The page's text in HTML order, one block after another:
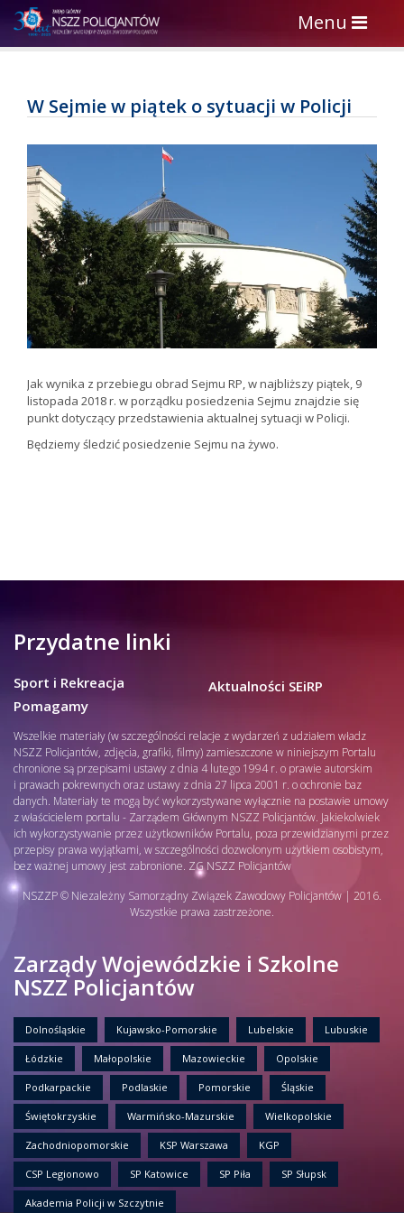
Toggle
navigation
Menu
W Sejmie w piątek o sytuacji w Policji
Jak wynika z przebiegu obrad Sejmu RP, w najbliższy piątek, 9
listopada 2018 r. w porządku posiedzenia Sejmu znajdzie się
punkt dotyczący przedstawienia aktualnej sytuacji w Policji.
Będziemy śledzić posiedzenie Sejmu na żywo.
Przydatne linki
Sport i Rekreacja
Pomagamy
Aktualności SEiRP
Wszelkie materiały (w szczególności relacje z wydarzeń z udziałem władz
NSZZ Policjantów, zdjęcia, grafiki, filmy) zamieszczone w niniejszym Portalu
chronione są przepisami ustawy z dnia 4 lutego 1994 r. o prawie autorskim
i prawach pokrewnych oraz ustawy z dnia 27 lipca 2001 r. o ochronie baz
danych. Materiały te mogą być wykorzystywane wyłącznie na postawie umowy
z właścicielem portalu - Zarządem Głównym NSZZ Policjantów. Jakiekolwiek
ich wykorzystywanie przez użytkowników Portalu, poza przewidzianymi przez
przepisy prawa wyjątkami, w szczególności dozwolonym użytkiem osobistym,
bez ważnej umowy jest zabronione. ZG NSZZ Policjantów
NSZZP © Niezależny Samorządny Związek Zawodowy Policjantów | 2016.
Wszystkie prawa zastrzeżone.
Zarządy Wojewódzkie i Szkolne
NSZZ Policjantów
Dolnośląskie Kujawsko-Pomorskie Lubelskie Lubuskie
Łódzkie Małopolskie Mazowieckie Opolskie
Podkarpackie Podlaskie Pomorskie Śląskie
Świętokrzyskie Warmińsko-Mazurskie Wielkopolskie
Zachodniopomorskie KSP Warszawa KGP
CSP Legionowo SP Katowice SP Piła SP Słupsk
Akademia Policji w Szczytnie